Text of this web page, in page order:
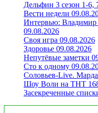
Дельфин 3 сезон 1-6,
Вести недели
Интервью: Владимир
09.08.2026
Своя игра 09.08.2026
Здоровье 09.08.2026
Непутёвые заметки
Сто к одному
Соловьев-Live.
Шоу Воли на ТНТ
Засекреченные